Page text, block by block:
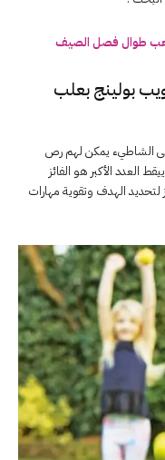
بولينج بعلب
على الشاطيء يمكن لهم رص
العدد الأكبر هو الفائز
الهدف وتقوية مهارات